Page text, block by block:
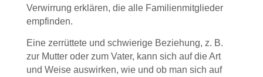
Verwirrung erklären, die alle Familienmitglieder
empfinden.
Eine zerrüttete und schwierige Beziehung, z. B.
zur Mutter oder zum Vater, kann sich auf die Art
und Weise auswirken, wie und ob man sich auf